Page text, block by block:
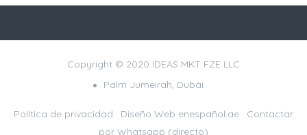
Copyright © 2020 IDEAS MKT FZE LLC
Palm Jumeirah, Dubái
Política de privacidad · Diseño Web enespañol.ae · Contactar
por Whatsapp (directo)